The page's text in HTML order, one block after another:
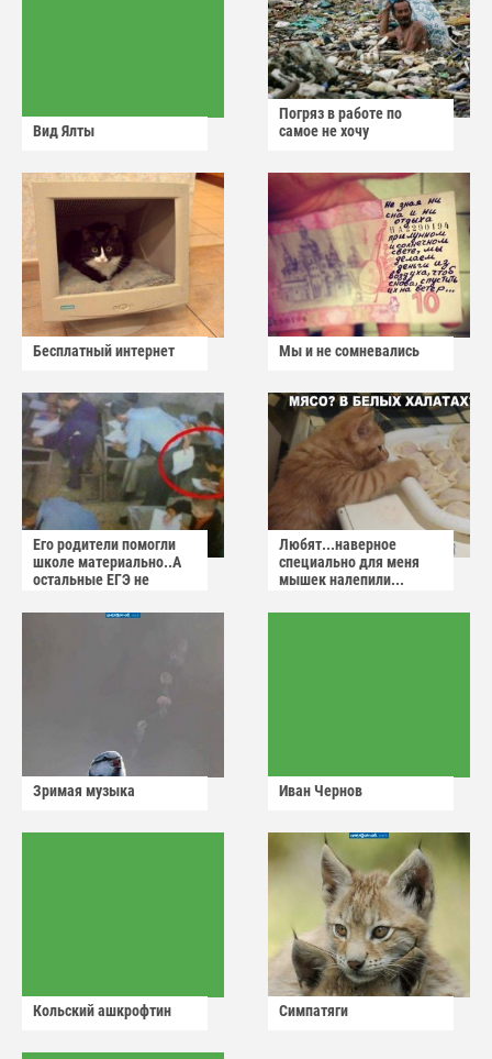
Вид Ялты
Погряз в работе по
самое не хочу
Бесплатный интернет Мы и не сомневались
Его родители помогли
школе материально..А
остальные ЕГЭ не
Любят...наверное
специально для меня
мышек налепили...
Зримая музыка Иван Чернов
Кольский ашкрофтин Симпатяги